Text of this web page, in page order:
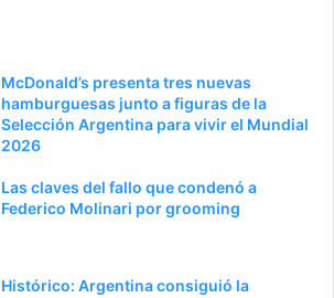
McDonald’s presenta tres nuevas
hamburguesas junto a figuras de la
Selección Argentina para vivir el Mundial
2026
Las claves del fallo que condenó a
Federico Molinari por grooming
Histórico: Argentina consiguió la